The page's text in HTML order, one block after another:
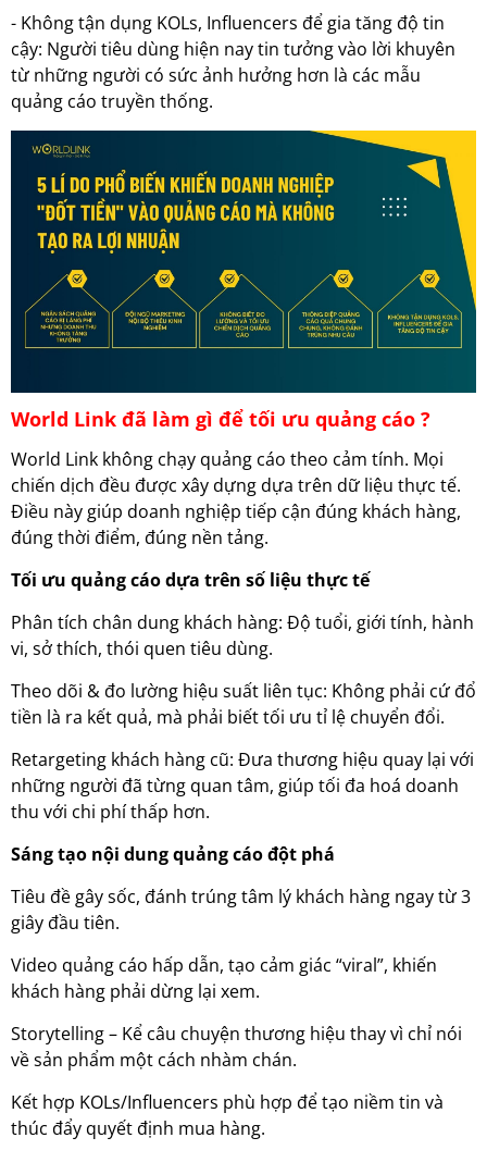
- Không tận dụng KOLs, Influencers để gia tăng độ tin
cậy: Người tiêu dùng hiện nay tin tưởng vào lời khuyên
từ những người có sức ảnh hưởng hơn là các mẫu
quảng cáo truyền thống.
World Link đã làm gì để tối ưu quảng cáo ?
World Link không chạy quảng cáo theo cảm tính. Mọi
chiến dịch đều được xây dựng dựa trên dữ liệu thực tế.
Điều này giúp doanh nghiệp tiếp cận đúng khách hàng,
đúng thời điểm, đúng nền tảng.
Tối ưu quảng cáo dựa trên số liệu thực tế
Phân tích chân dung khách hàng: Độ tuổi, giới tính, hành
vi, sở thích, thói quen tiêu dùng.
Theo dõi & đo lường hiệu suất liên tục: Không phải cứ đổ
tiền là ra kết quả, mà phải biết tối ưu tỉ lệ chuyển đổi.
Retargeting khách hàng cũ: Đưa thương hiệu quay lại với
những người đã từng quan tâm, giúp tối đa hoá doanh
thu với chi phí thấp hơn.
Sáng tạo nội dung quảng cáo đột phá
Tiêu đề gây sốc, đánh trúng tâm lý khách hàng ngay từ 3
giây đầu tiên.
Video quảng cáo hấp dẫn, tạo cảm giác “viral”, khiến
khách hàng phải dừng lại xem.
Storytelling – Kể câu chuyện thương hiệu thay vì chỉ nói
về sản phẩm một cách nhàm chán.
Kết hợp KOLs/Influencers phù hợp để tạo niềm tin và
thúc đẩy quyết định mua hàng.